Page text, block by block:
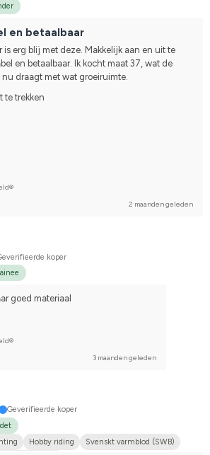
en betaalbaar
erg blij met deze. Makkelijk aan en uit te
en betaalbaar. Ik kocht maat 37, wat de
draagt met wat groeiruimte.
te trekken
2 maanden geleden
koper
goed materiaal
3 maanden geleden
Geverifieerde koper
Hobby riding
Svenskt varmblod (SWB)